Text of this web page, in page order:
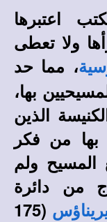
اعتبرها
ولا تعطى
، مما حد
بها،
الذين
بها من فكر
ولم
من دائرة
(175